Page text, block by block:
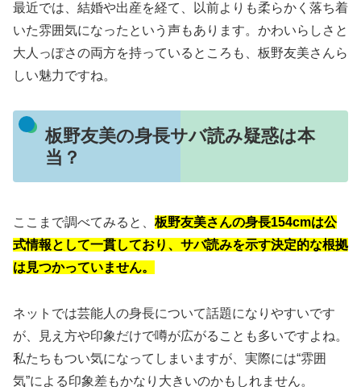
最近では、結婚や出産を経て、以前よりも柔らかく落ち着
いた雰囲気になったという声もあります。かわいらしさと
大人っぽさの両方を持っているところも、板野友美さんら
しい魅力ですね。
板野友美の身長サバ読み疑惑は本
当？
ここまで調べてみると、 板野友美さんの身長154cmは公
式情報として一貫しており、サバ読みを示す決定的な根拠
は見つかっていません。
ネットでは芸能人の身長について話題になりやすいです
が、見え方や印象だけで噂が広がることも多いですよね。
私たちもつい気になってしまいますが、実際には“雰囲
気”による印象差もかなり大きいのかもしれません。